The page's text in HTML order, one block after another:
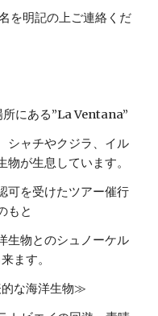
を明記の上ご連絡くだ
にある”La Ventana”
シャチやクジラ、イル
が生息しています。
可を受けたツアー催行
もと
生物とのシュノーケル
ます。
な海洋生物≫